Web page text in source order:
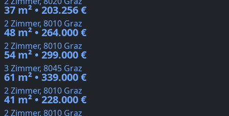
37 m² • 203.256 €
2 Zimmer, 8010 Graz
48 m² • 264.000 €
2 Zimmer, 8010 Graz
54 m² • 299.000 €
3 Zimmer, 8045 Graz
61 m² • 339.000 €
2 Zimmer, 8010 Graz
41 m² • 228.000 €
2 Zimmer, 8010 Graz